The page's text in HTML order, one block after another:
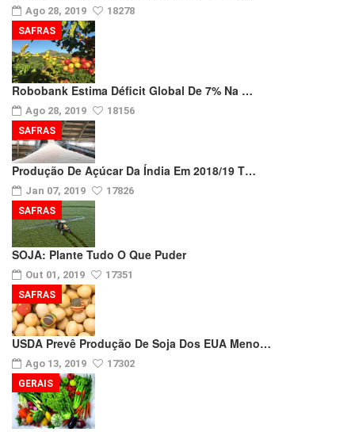
Ago 28, 2019 18278
Robobank Estima Déficit Global De 7% Na …
Ago 28, 2019 18156
SAFRAS
Produção De Açúcar Da Índia Em 2018/19 T…
Jan 07, 2019 17826
SAFRAS
SOJA: Plante Tudo O Que Puder
Out 01, 2019 17351
SAFRAS
USDA Prevê Produção De Soja Dos EUA Meno…
Ago 13, 2019 17302
SAFRAS
GERAIS